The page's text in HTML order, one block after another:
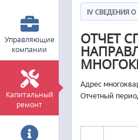
Управляющие
компании
Капитальный
ремонт
IV СВЕДЕНИЯ
ОТЧЕТ
Адрес
Отчетный